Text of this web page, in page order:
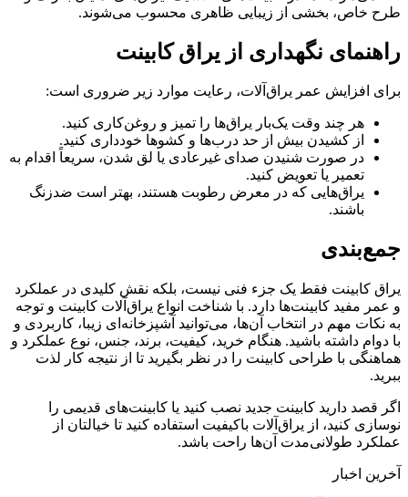
طرح خاص، بخشی از زیبایی ظاهری محسوب می‌شوند.
راهنمای نگهداری از یراق کابینت
برای افزایش عمر یراق‌آلات، رعایت موارد زیر ضروری است:
هر چند وقت یک‌بار یراق‌ها را تمیز و روغن‌کاری کنید.
از کشیدن بیش از حد درب‌ها و کشوها خودداری کنید.
در صورت شنیدن صدای غیرعادی یا لق شدن، سریعاً اقدام به
تعمیر یا تعویض کنید.
یراق‌هایی که در معرض رطوبت هستند، بهتر است ضدزنگ
باشند.
جمع‌بندی
یراق کابینت فقط یک جزء فنی نیست، بلکه نقش کلیدی در عملکرد
و عمر مفید کابینت‌ها دارد. با شناخت انواع یراق‌آلات کابینت و توجه
به نکات مهم در انتخاب آن‌ها، می‌توانید آشپزخانه‌ای زیبا، کاربردی و
با دوام داشته باشید. هنگام خرید، کیفیت، برند، جنس، نوع عملکرد و
هماهنگی با طراحی کابینت را در نظر بگیرید تا از نتیجه کار لذت
ببرید.
اگر قصد دارید کابینت جدید نصب کنید یا کابینت‌های قدیمی را
نوسازی کنید، از یراق‌آلات باکیفیت استفاده کنید تا خیالتان از
عملکرد طولانی‌مدت آن‌ها راحت باشد.
آخرین اخبار